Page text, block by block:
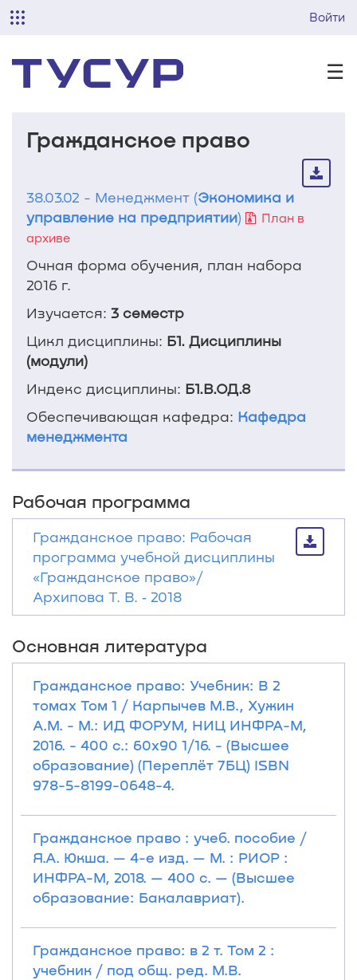
Войти
☰
Гражданское право
38.03.02 - Менеджмент (Экономика и
управление на предприятии)
План в
архиве
Очная форма обучения, план набора
2016 г.
Изучается: 3 семестр
Цикл дисциплины: Б1. Дисциплины
(модули)
Индекс дисциплины: Б1.В.ОД.8
Обеспечивающая кафедра: Кафедра
менеджмента
Рабочая программа
Гражданское право: Рабочая
программа учебной дисциплины
«Гражданское право»/
Архипова Т. В. ‐ 2018
Основная литература
Гражданское право: Учебник: В 2
томах Том 1 / Карпычев М.В., Хужин
А.М. - М.: ИД ФОРУМ, НИЦ ИНФРА-М,
2016. - 400 с.: 60x90 1/16. - (Высшее
образование) (Переплёт 7БЦ) ISBN
978-5-8199-0648-4.
Гражданское право : учеб. пособие /
Я.А. Юкша. — 4-е изд. — М. : РИОР :
ИНФРА-М, 2018. — 400 с. — (Высшее
образование: Бакалавриат).
Гражданское право: в 2 т. Том 2 :
учебник / под общ. ред. М.В.